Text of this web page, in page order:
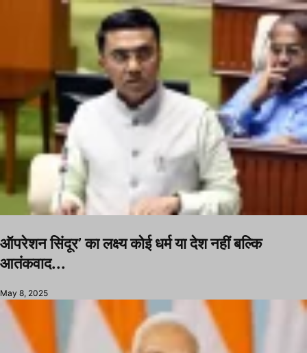
ऑपरेशन सिंदूर’ का लक्ष्य कोई धर्म या देश नहीं बल्कि
आतंकवाद...
May 8, 2025